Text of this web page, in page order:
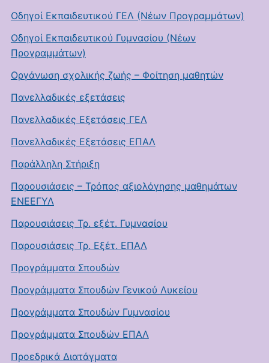
Οδηγοί Εκπαιδευτικού ΓΕΛ (Νέων Προγραμμάτων)
Οδηγοί Εκπαιδευτικού Γυμνασίου (Νέων
Προγραμμάτων)
Οργάνωση σχολικής ζωής – Φοίτηση μαθητών
Πανελλαδικές εξετάσεις
Πανελλαδικές Εξετάσεις ΓΕΛ
Πανελλαδικές Εξετάσεις ΕΠΑΛ
Παράλληλη Στήριξη
Παρουσιάσεις – Τρόπος αξιολόγησης μαθημάτων
ΕΝΕΕΓΥΛ
Παρουσιάσεις Τρ. εξέτ. Γυμνασίου
Παρουσιάσεις Τρ. Εξέτ. ΕΠΑΛ
Προγράμματα Σπουδών
Προγράμματα Σπουδών Γενικού Λυκείου
Προγράμματα Σπουδών Γυμνασίου
Προγράμματα Σπουδών ΕΠΑΛ
Προεδρικά Διατάγματα